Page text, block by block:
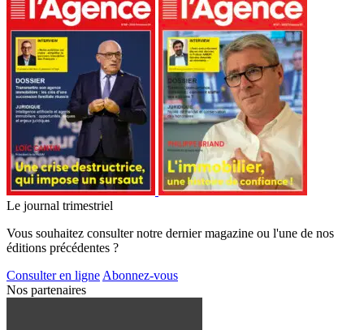
Le journal trimestriel
Vous souhaitez consulter notre dernier magazine ou l'une de nos
éditions précédentes ?
Consulter en ligne Abonnez-vous
Nos partenaires